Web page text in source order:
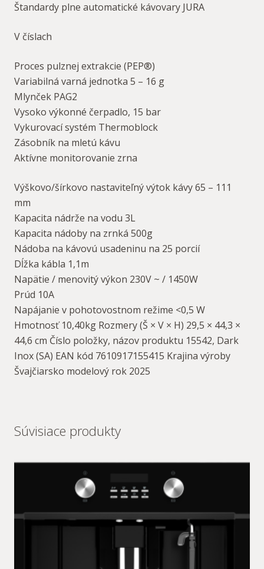
Štandardy plne automatické kávovary JURA
V číslach
Proces pulznej extrakcie (PEP®)
Variabilná varná jednotka 5 – 16 g
Mlynček PAG2
Vysoko výkonné čerpadlo, 15 bar
Vykurovací systém Thermoblock
Zásobník na mletú kávu
Aktívne monitorovanie zrna
Výškovo/šírkovo nastaviteľný výtok kávy 65 – 111
mm
Kapacita nádrže na vodu 3L
Kapacita nádoby na zrnká 500g
Nádoba na kávovú usadeninu na 25 porcií
Dĺžka kábla 1,1m
Napätie / menovitý výkon 230V ~ / 1450W
Prúd 10A
Napájanie v pohotovostnom režime <0,5 W
Hmotnosť 10,40kg Rozmery (Š × V × H) 29,5 × 44,3 ×
44,6 cm Číslo položky, názov produktu 15542, Dark
Inox (SA) EAN kód 7610917155415 Krajina výroby
Švajčiarsko modelový rok 2025
Súvisiace produkty